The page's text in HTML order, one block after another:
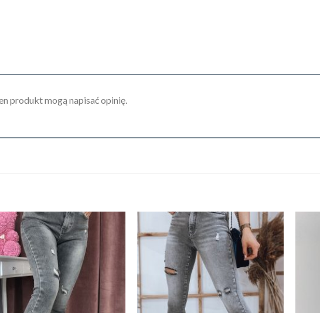
produkt mogą napisać opinię.